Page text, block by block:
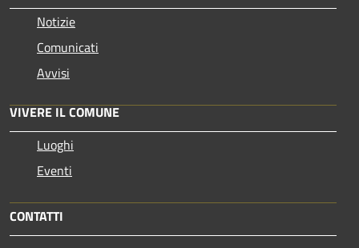
Notizie
Comunicati
Avvisi
VIVERE IL COMUNE
Luoghi
Eventi
CONTATTI